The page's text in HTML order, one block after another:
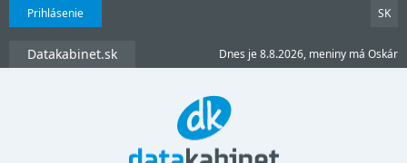
Prihlásenie SK
Datakabinet.sk Dnes je 8.8.2026, meniny má Oskár